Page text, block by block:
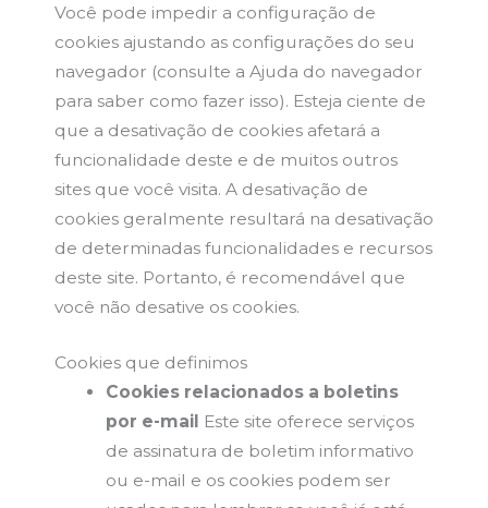
Você pode impedir a configuração de
cookies ajustando as configurações do seu
navegador (consulte a Ajuda do navegador
para saber como fazer isso). Esteja ciente de
que a desativação de cookies afetará a
funcionalidade deste e de muitos outros
sites que você visita. A desativação de
cookies geralmente resultará na desativação
de determinadas funcionalidades e recursos
deste site. Portanto, é recomendável que
você não desative os cookies.
Cookies que definimos
Cookies relacionados a boletins
por e-mail Este site oferece serviços
de assinatura de boletim informativo
ou e-mail e os cookies podem ser